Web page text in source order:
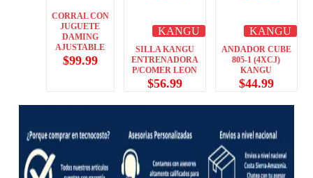
CORRAL CON
JUGUETE
DAMING
AJUSTABLE
$99.99
KANGU
SILLA KANGU
ENTRENADORA
P/COMER LEON
$56.99
KANGU
ANDADOR CUBE
805-1 (4XCJ)
KANGU
$44.99